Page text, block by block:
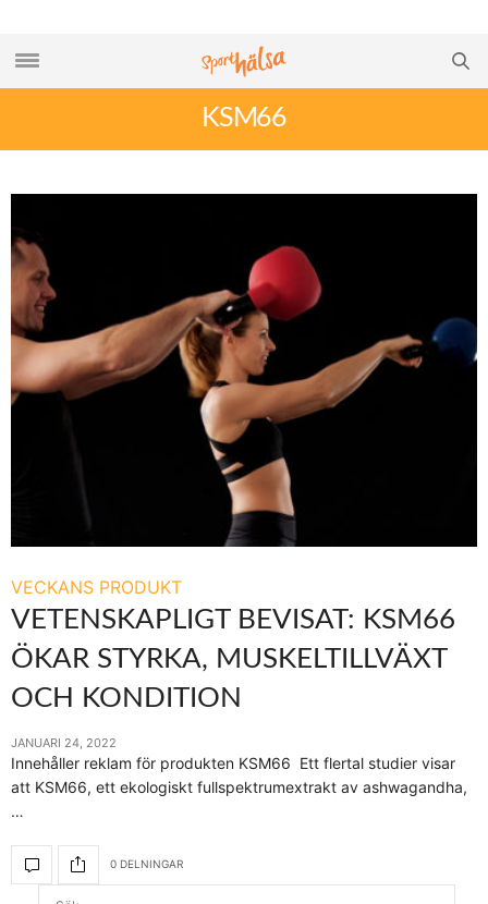
KSM66
VECKANS PRODUKT
VETENSKAPLIGT BEVISAT: KSM66
ÖKAR STYRKA, MUSKELTILLVÄXT
OCH KONDITION
JANUARI 24, 2022
Innehåller reklam för produkten KSM66 Ett flertal studier visar
att KSM66, ett ekologiskt fullspektrumextrakt av ashwagandha,
…
0 DELNINGAR